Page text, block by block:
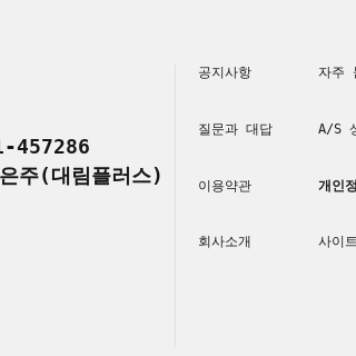
457286
주(대림플러스)
공지사항 자주
질문과 대답 A/S
이용약관 개인
회사소개 사이